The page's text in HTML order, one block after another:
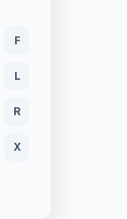
F
L
R
X